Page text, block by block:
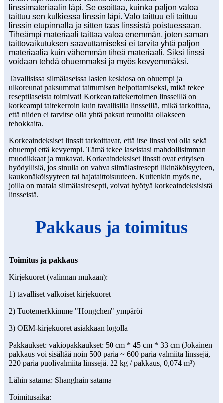
linssimateriaalin läpi. Se osoittaa, kuinka paljon valoa
taittuu sen kulkiessa linssin läpi. Valo taittuu eli taittuu
linssin etupinnalla ja sitten taas linssistä poistuessaan.
Tiheämpi materiaali taittaa valoa enemmän, joten saman
taittovaikutuksen saavuttamiseksi ei tarvita yhtä paljon
materiaalia kuin vähemmän tiheä materiaali. Siksi linssi
voidaan tehdä ohuemmaksi ja myös kevyemmäksi.
Tavallisissa silmälaseissa lasien keskiosa on ohuempi ja
ulkoreunat paksummat taittumisen helpottamiseksi, mikä tekee
reseptilaseista toimivat! Korkean taitekertoimen linsseillä on
korkeampi taitekerroin kuin tavallisilla linsseillä, mikä tarkoittaa,
että niiden ei tarvitse olla yhtä paksut reunoilta ollakseen
tehokkaita.
Korkeaindeksiset linssit tarkoittavat, että itse linssi voi olla sekä
ohuempi että kevyempi. Tämä tekee laseistasi mahdollisimman
muodikkaat ja mukavat. Korkeaindeksiset linssit ovat erityisen
hyödyllisiä, jos sinulla on vahva silmälasiresepti likinäköisyyteen,
kaukonäköisyyteen tai hajataittoisuuteen. Kuitenkin myös ne,
joilla on matala silmälasiresepti, voivat hyötyä korkeaindeksisistä
linsseistä.
Pakkaus ja toimitus
Toimitus ja pakkaus
Kirjekuoret (valinnan mukaan):
1) tavalliset valkoiset kirjekuoret
2) Tuotemerkkimme "Hongchen" ympäröi
3) OEM-kirjekuoret asiakkaan logolla
Pakkaukset: vakiopakkaukset: 50 cm * 45 cm * 33 cm (Jokainen
pakkaus voi sisältää noin 500 paria ~ 600 paria valmiita linssejä,
220 paria puolivalmiita linssejä. 22 kg / pakkaus, 0,074 m³)
Lähin satama: Shanghain satama
Toimitusaika: